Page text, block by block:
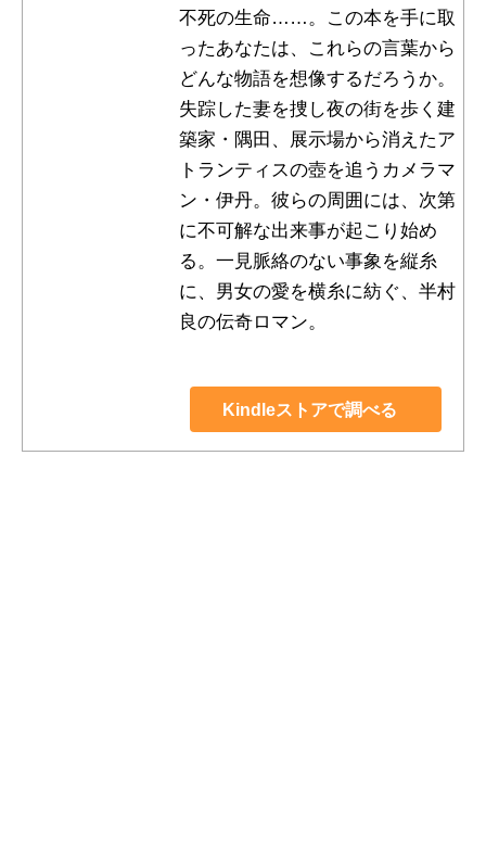
不死の生命……。この本を手に取
ったあなたは、これらの言葉から
どんな物語を想像するだろうか。
失踪した妻を捜し夜の街を歩く建
築家・隅田、展示場から消えたア
トランティスの壺を追うカメラマ
ン・伊丹。彼らの周囲には、次第
に不可解な出来事が起こり始め
る。一見脈絡のない事象を縦糸
に、男女の愛を横糸に紡ぐ、半村
良の伝奇ロマン。
Kindleストアで調べる